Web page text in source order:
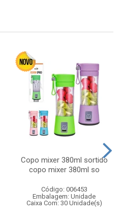
Copo mixer 380ml sortido
copo mixer 380ml so
Código: 006453
Embalagem: Unidade
Caixa Com: 30 Unidade(s)